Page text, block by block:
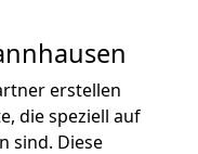
erstellen
die speziell auf
sind. Diese